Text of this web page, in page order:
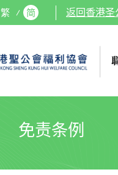
繁 简 返回香港圣
免责条例